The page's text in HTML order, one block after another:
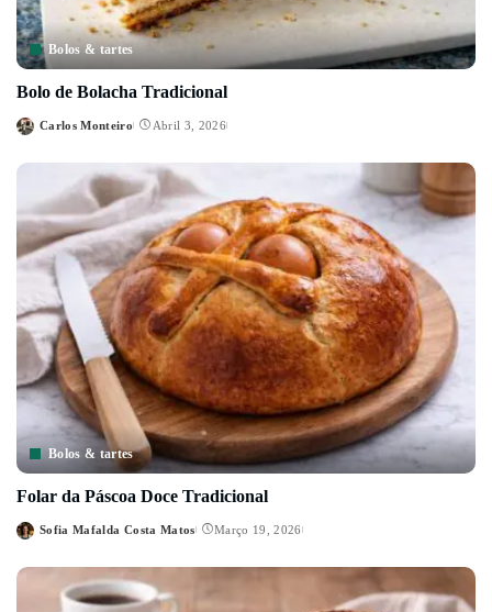
Bolos & tartes
Bolo de Bolacha Tradicional
Posted
Carlos Monteiro Abril 3, 2026
Bolos & tartes
Folar da Páscoa Doce Tradicional
Posted
Sofia Mafalda Costa Matos Março 19, 2026